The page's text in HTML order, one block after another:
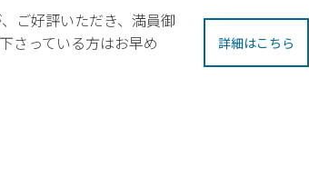
ご好評いただき、満員御
さっている方はお早め
詳細はこちら